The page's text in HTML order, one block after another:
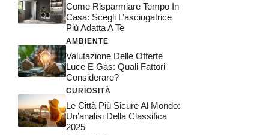
Come Risparmiare Tempo In
Casa: Scegli L’asciugatrice
Più Adatta A Te
AMBIENTE
Valutazione Delle Offerte
Luce E Gas: Quali Fattori
Considerare?
CURIOSITÀ
Le Città Più Sicure Al Mondo:
Un’analisi Della Classifica
2025